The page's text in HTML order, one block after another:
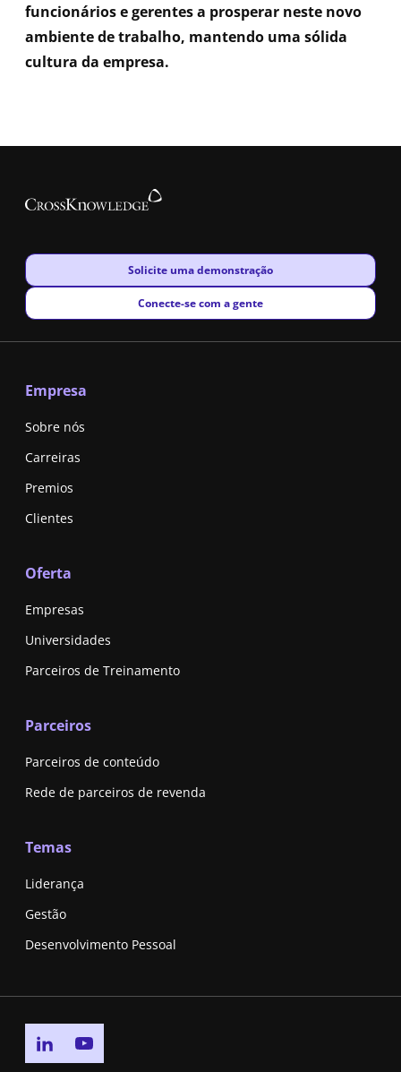
funcionários e gerentes a prosperar neste novo
ambiente de trabalho, mantendo uma sólida
cultura da empresa.
New window
Solicite uma demonstração
New window
Conecte-se com a gente
Empresa
Sobre nós
Carreiras
Premios
Clientes
Oferta
Empresas
Universidades
Parceiros de Treinamento
Parceiros
Parceiros de conteúdo
Rede de parceiros de revenda
Temas
Liderança
Gestão
Desenvolvimento Pessoal
Go to linkedin page